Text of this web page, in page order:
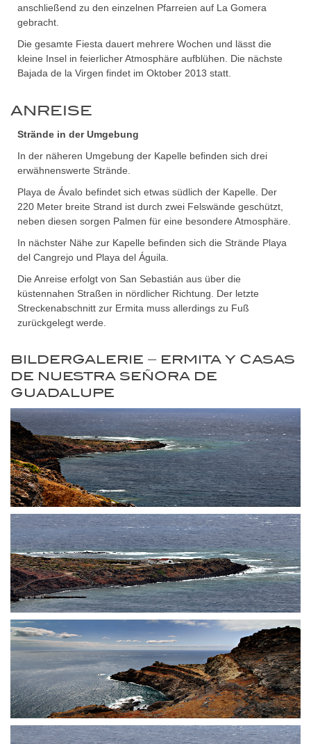
anschließend zu den einzelnen Pfarreien auf La Gomera
gebracht.
Die gesamte Fiesta dauert mehrere Wochen und lässt die
kleine Insel in feierlicher Atmosphäre aufblühen. Die nächste
Bajada de la Virgen findet im Oktober 2013 statt.
ANREISE
Strände in der Umgebung
In der näheren Umgebung der Kapelle befinden sich drei
erwähnenswerte Strände.
Playa de Ávalo befindet sich etwas südlich der Kapelle. Der
220 Meter breite Strand ist durch zwei Felswände geschützt,
neben diesen sorgen Palmen für eine besondere Atmosphäre.
In nächster Nähe zur Kapelle befinden sich die Strände Playa
del Cangrejo und Playa del Águila.
Die Anreise erfolgt von San Sebastián aus über die
küstennahen Straßen in nördlicher Richtung. Der letzte
Streckenabschnitt zur Ermita muss allerdings zu Fuß
zurückgelegt werde.
BILDERGALERIE – ERMITA Y CASAS
DE NUESTRA SEÑORA DE
GUADALUPE